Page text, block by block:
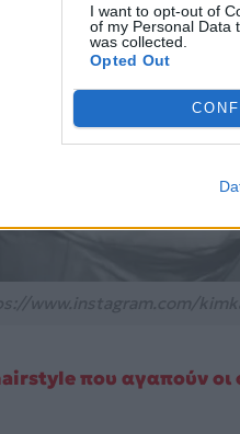
I want to opt-out of
of my Personal Data
was collected.
Opted Out
που αγαπούν οι